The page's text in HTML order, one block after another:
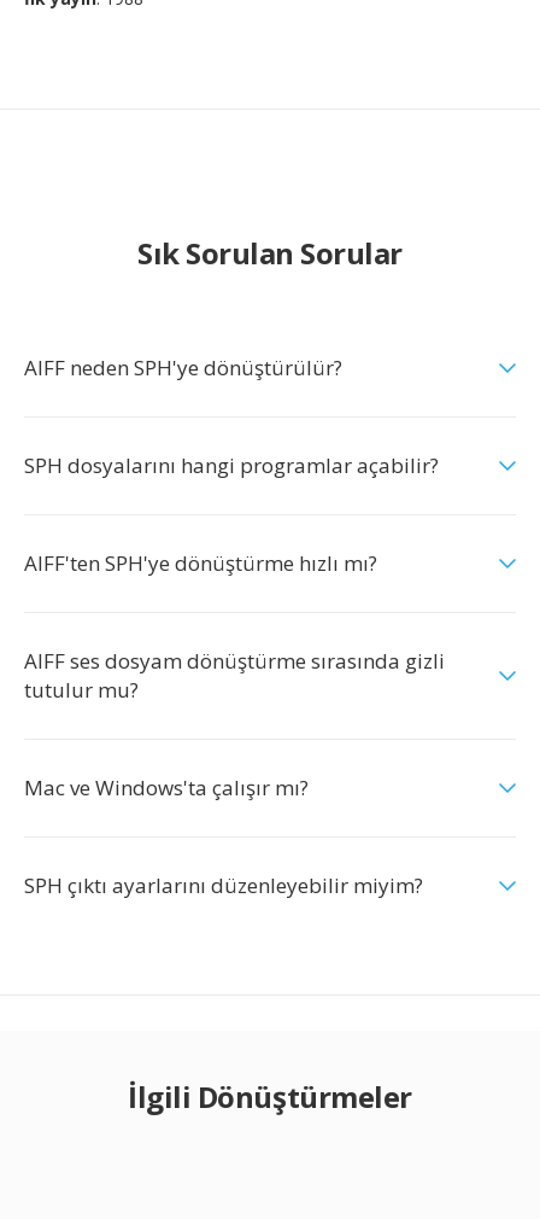
Sık Sorulan Sorular
AIFF neden SPH'ye dönüştürülür?
SPH dosyalarını hangi programlar açabilir?
AIFF'ten SPH'ye dönüştürme hızlı mı?
AIFF ses dosyam dönüştürme sırasında gizli
tutulur mu?
Mac ve Windows'ta çalışır mı?
SPH çıktı ayarlarını düzenleyebilir miyim?
İlgili Dönüştürmeler